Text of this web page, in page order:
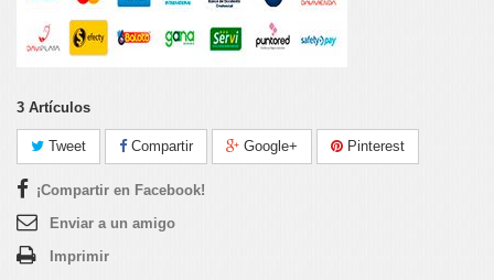
3 Artículos
Tweet Compartir Google+ Pinterest
¡Compartir en Facebook!
Enviar a un amigo
Imprimir